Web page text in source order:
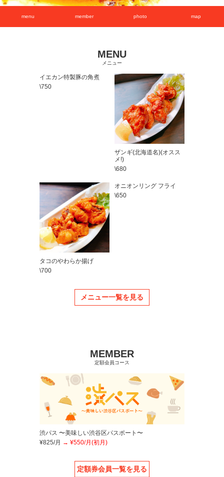
menu member photo map
MENU
メニュー
イエカン特製豚の角煮
\750
ザンギ(北海道名)(オスス
メ!)
\680
タコのやわらか揚げ
\700
オニオンリング フライ
\650
メニュー一覧を見る
MEMBER
定額会員コース
渋パス 〜美味しい渋谷区パスポート〜
¥825/月
¥550/月(初月)
定額券会員一覧を見る